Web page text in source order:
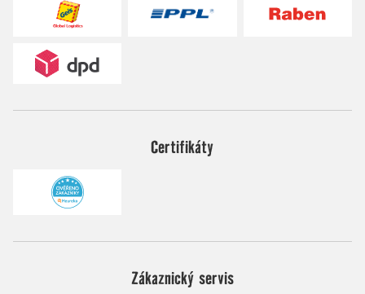
Certifikáty
Zákaznický servis